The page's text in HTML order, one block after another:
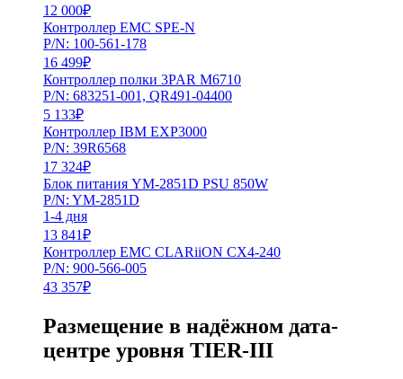
12 000₽
Контроллер EMC SPE-N
P/N: 100-561-178
16 499₽
Контроллер полки 3PAR M6710
P/N: 683251-001, QR491-04400
5 133₽
Контроллер IBM EXP3000
P/N: 39R6568
17 324₽
Блок питания YM-2851D PSU 850W
P/N: YM-2851D
1-4 дня
13 841₽
Контроллер EMC CLARiiON CX4-240
P/N: 900-566-005
43 357₽
Размещение в надёжном дата-
центре уровня TIER-III